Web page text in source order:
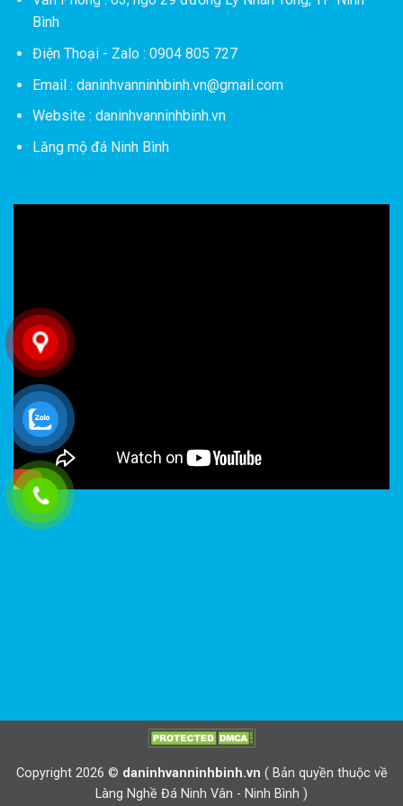
Bình
Điện Thoại - Zalo : 0904 805 727
Email : daninhvanninhbinh.vn@gmail.com
Website : daninhvanninhbinh.vn
Lăng mộ đá Ninh Bình
Copyright 2026 © daninhvanninhbinh.vn ( Bản quyền thuộc về
Làng Nghề Đá Ninh Vân - Ninh Bình )